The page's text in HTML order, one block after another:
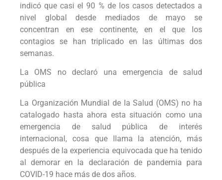
indicó que casi el 90 % de los casos detectados a
nivel global desde mediados de mayo se
concentran en ese continente, en el que los
contagios se han triplicado en las últimas dos
semanas.
La OMS no declaró una emergencia de salud
pública
La Organización Mundial de la Salud (OMS) no ha
catalogado hasta ahora esta situación como una
emergencia de salud pública de interés
internacional, cosa que llama la atención, más
después de la experiencia equivocada que ha tenido
al demorar en la declaración de pandemia para
COVID-19 hace más de dos años.